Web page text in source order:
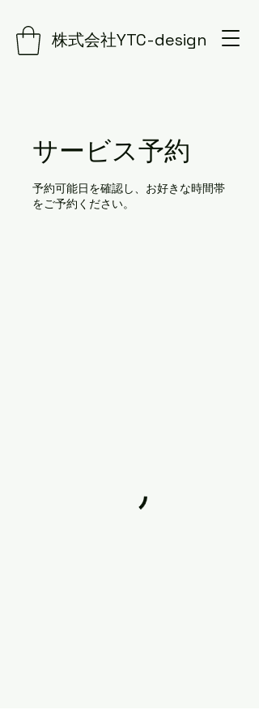
株式会社YTC-design
サービス予約
予約可能日を確認し、お好きな時間帯
をご予約ください。